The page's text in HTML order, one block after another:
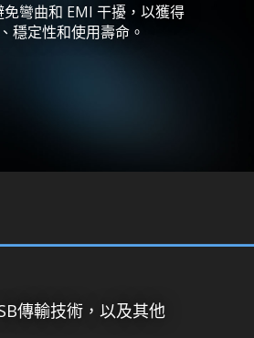
免彎曲和 EMI 干擾，以獲得
穩定性和使用壽命。
傳輸技術，以及其他